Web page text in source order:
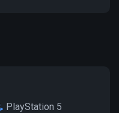
PlayStation 5